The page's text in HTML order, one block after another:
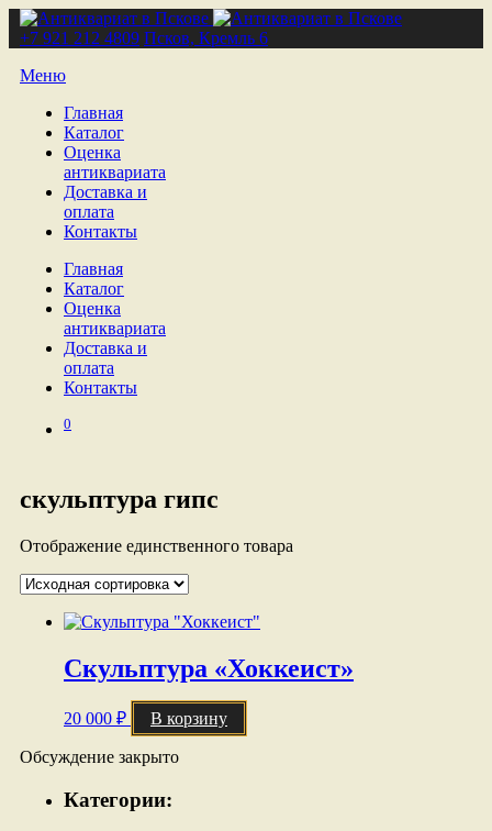
+7 921 212 4809 Псков, Кремль 6
Меню
Главная
Каталог
Оценка
антиквариата
Доставка и
оплата
Контакты
Главная
Каталог
Оценка
антиквариата
Доставка и
оплата
Контакты
0
скульптура гипс
Отображение единственного товара
Скульптура «Хоккеист»
20 000 ₽ В корзину
Обсуждение закрыто
Категории: